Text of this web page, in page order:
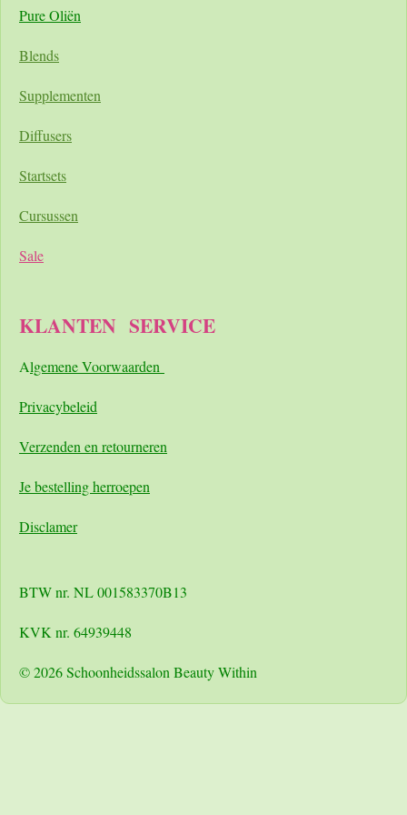
Pure Oliën
Blends
Supplementen
Diffusers
Startsets
Cursussen
Sale
KLANTEN SERVICE
Algemene Voorwaarden
Privacybeleid
Verzenden en retourneren
Je bestelling herroepen
Disclamer
BTW nr. NL 001583370B13
KVK nr. 64939448
© 2026 Schoonheidssalon Beauty Within